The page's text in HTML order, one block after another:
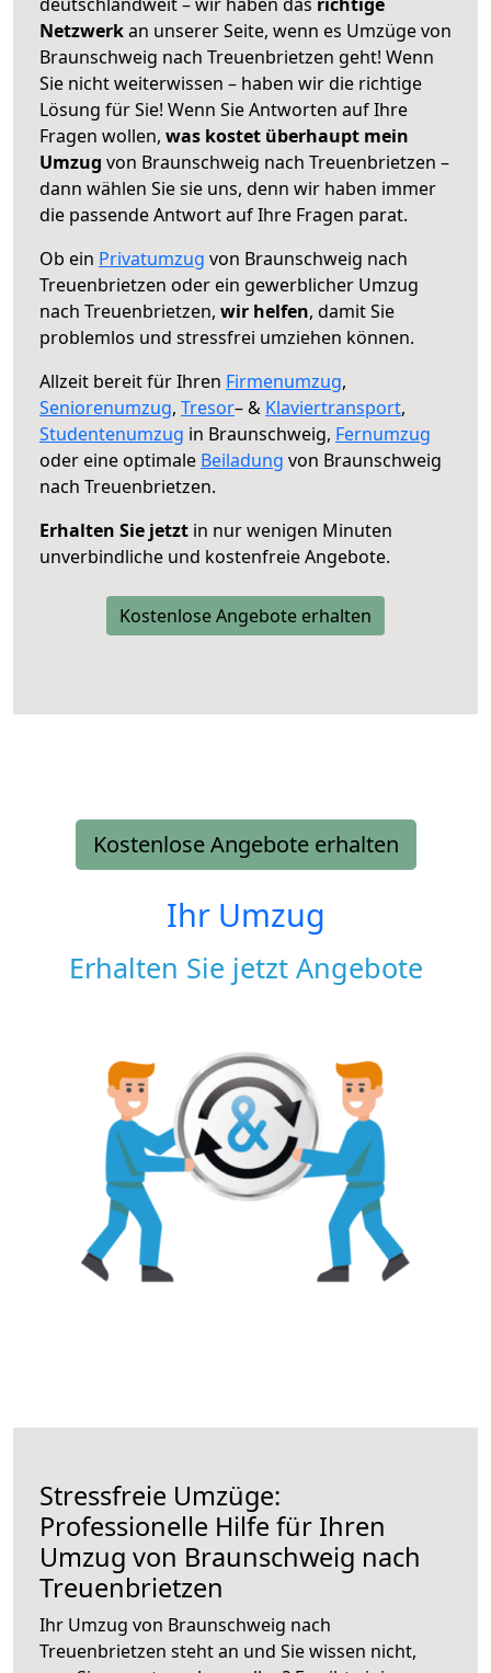
Netzwerkan unserer Seite, wenn es Umzüge von
Braunschweig nach Treuenbrietzen geht! Wenn
Sie nicht weiterwissen – haben wir die richtige
Lösung für Sie! Wenn Sie Antworten auf Ihre
Fragen wollen, was kostet überhaupt mein
Umzug von Braunschweig nach Treuenbrietzen –
dann wählen Sie sie uns, denn wir haben immer
die passende Antwort auf Ihre Fragen parat.
Ob ein Privatumzug von Braunschweig nach
Treuenbrietzen oder ein gewerblicher Umzug
nach Treuenbrietzen, wir helfen, damit Sie
problemlos und stressfrei umziehen können.
Allzeit bereit für Ihren Firmenumzug,
Seniorenumzug, Tresor– & Klaviertransport,
Studentenumzug in Braunschweig, Fernumzug
oder eine optimale Beiladung von Braunschweig
nach Treuenbrietzen.
Erhalten Sie jetzt in nur wenigen Minuten
unverbindliche und kostenfreie Angebote.
Kostenlose Angebote erhalten
Kostenlose Angebote erhalten
Ihr Umzug
Erhalten Sie jetzt Angebote
Stressfreie Umzüge:
Professionelle Hilfe für Ihren
Umzug von Braunschweig nach
Treuenbrietzen
Ihr Umzug von Braunschweig nach
Treuenbrietzen steht an und Sie wissen nicht,